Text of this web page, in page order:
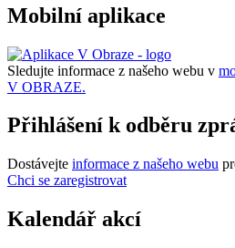
Mobilní aplikace
Sledujte informace z našeho webu v
V OBRAZE.
Přihlášení k odběru
Dostávejte informace z našeho webu
Chci se zaregistrovat
Kalendář akcí